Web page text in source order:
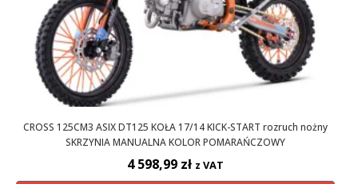
CROSS 125CM3 ASIX DT125 KOŁA 17/14 KICK-START rozruch nożny
SKRZYNIA MANUALNA KOLOR POMARAŃCZOWY
4 598,99 zł z VAT